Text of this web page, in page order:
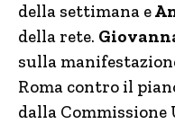
della settimana e
della rete.
sulla
Roma contro il
dalla Commissione